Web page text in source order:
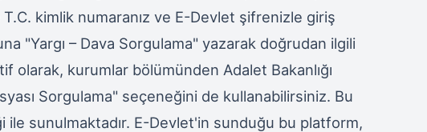
kimlik numaranız ve E-Devlet şifrenizle giriş
"Yargı – Dava Sorgulama" yazarak doğrudan ilgili
olarak, kurumlar bölümünden Adalet Bakanlığı
Sorgulama" seçeneğini de kullanabilirsiniz. Bu
ile sunulmaktadır. E-Devlet'in sunduğu bu platform,